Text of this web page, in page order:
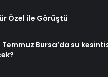
Özel ile Görüştü
Temmuz Bursa’da su